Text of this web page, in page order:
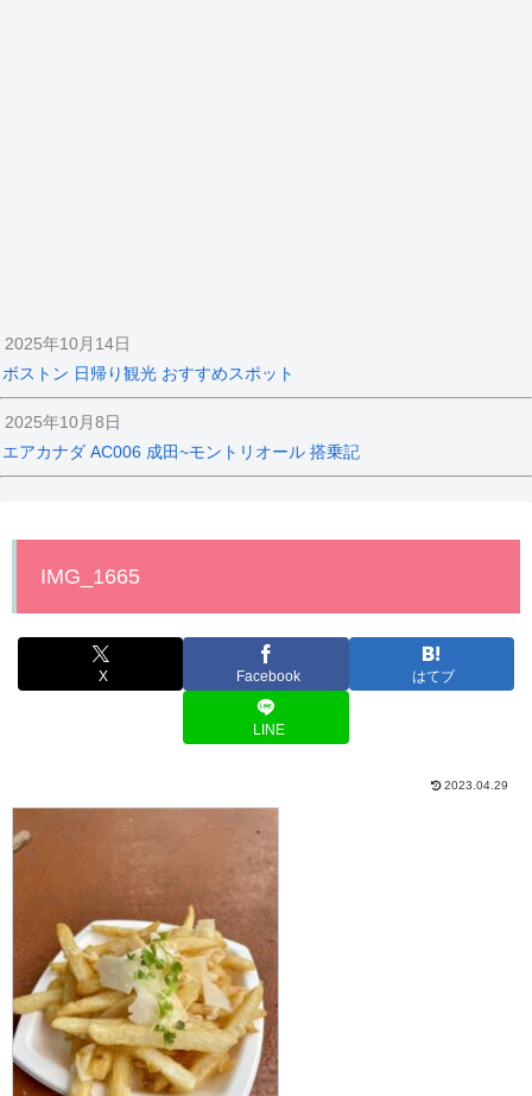
2025年10月14日
ボストン 日帰り観光 おすすめスポット
2025年10月8日
エアカナダ AC006 成田~モントリオール 搭乗記
IMG_1665
X Facebook はてブ
LINE
2023.04.29